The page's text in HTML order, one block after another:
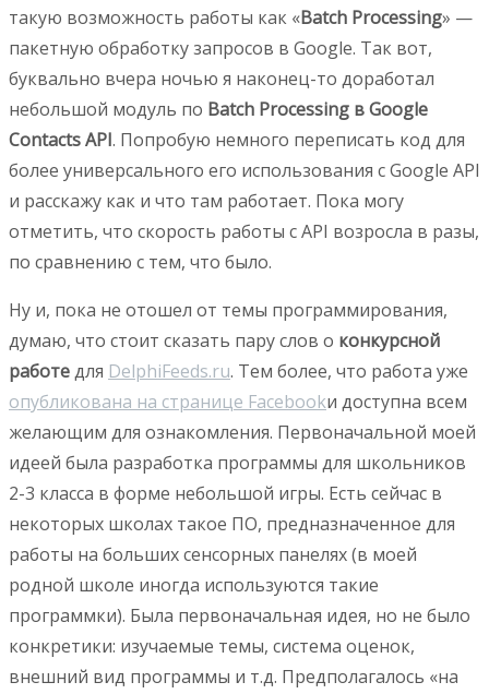
такую возможность работы как «Batch Processing» —
пакетную обработку запросов в Google. Так вот,
буквально вчера ночью я наконец-то доработал
небольшой модуль по Batch Processing в Google
Contacts API. Попробую немного переписать код для
более универсального его использования с Google API
и расскажу как и что там работает. Пока могу
отметить, что скорость работы с API возросла в разы,
по сравнению с тем, что было.
Ну и, пока не отошел от темы программирования,
думаю, что стоит сказать пару слов о конкурсной
работедля DelphiFeeds.ru. Тем более, что работа уже
опубликована на странице Facebookи доступна всем
желающим для ознакомления. Первоначальной моей
идеей была разработка программы для школьников
2-3 класса в форме небольшой игры. Есть сейчас в
некоторых школах такое ПО, предназначенное для
работы на больших сенсорных панелях (в моей
родной школе иногда используются такие
программки). Была первоначальная идея, но не было
конкретики: изучаемые темы, система оценок,
внешний вид программы и т.д. Предполагалось «на